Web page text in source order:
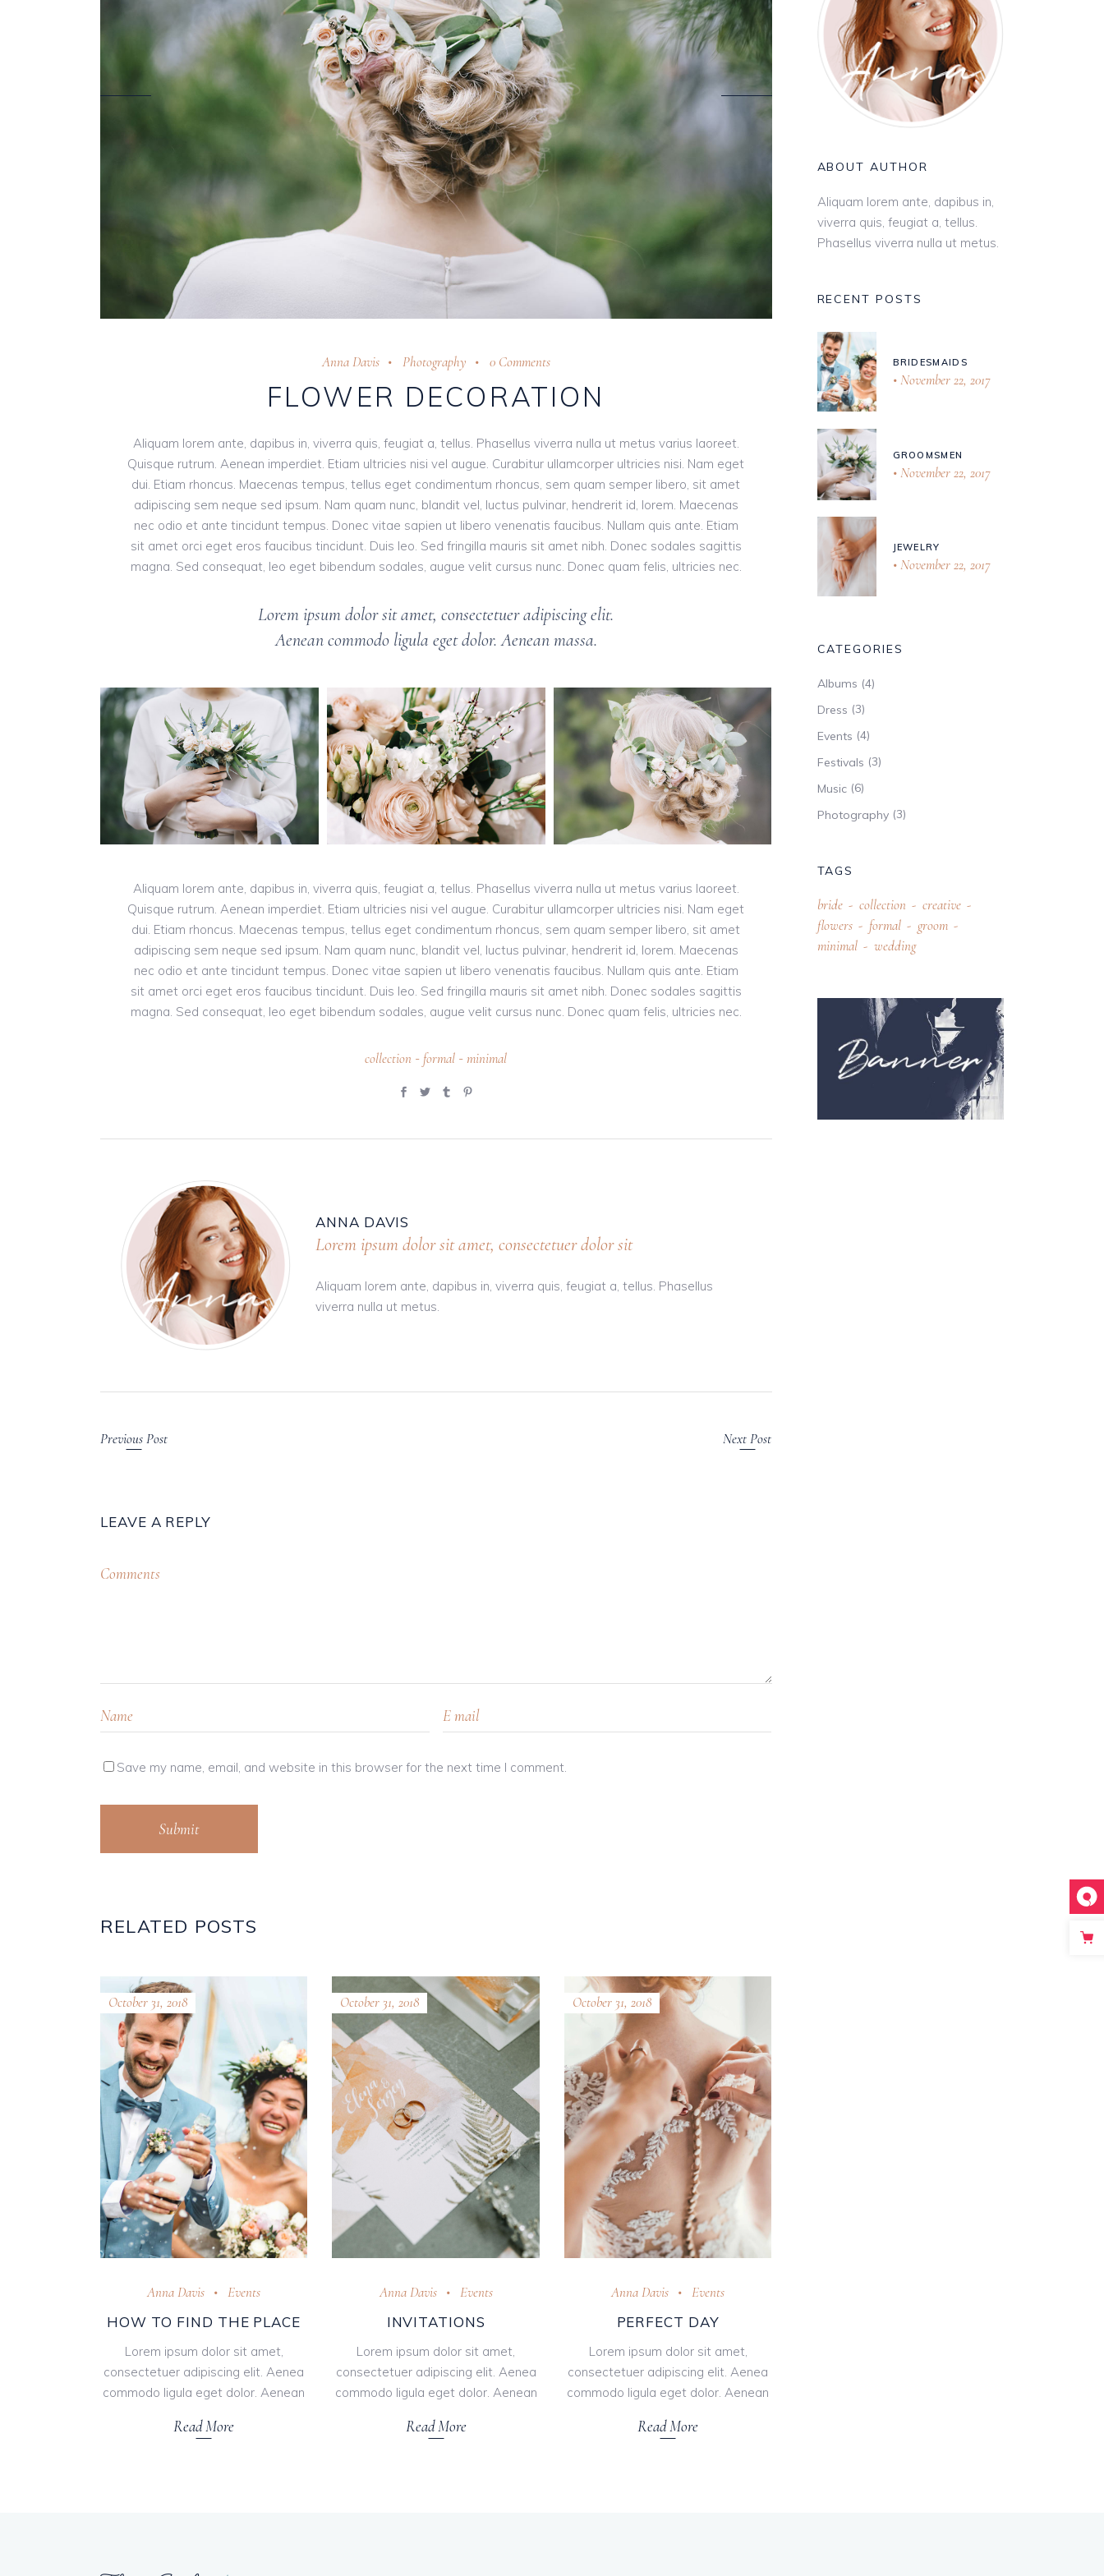
Anna Davis Photography 0 Comments
FLOWER DECORATION
Aliquam lorem ante, dapibus in, viverra quis, feugiat a, tellus. Phasellus viverra nulla ut metus varius laoreet.
Quisque rutrum. Aenean imperdiet. Etiam ultricies nisi vel augue. Curabitur ullamcorper ultricies nisi. Nam eget
dui. Etiam rhoncus. Maecenas tempus, tellus eget condimentum rhoncus, sem quam semper libero, sit amet
adipiscing sem neque sed ipsum. Nam quam nunc, blandit vel, luctus pulvinar, hendrerit id, lorem. Maecenas
nec odio et ante tincidunt tempus. Donec vitae sapien ut libero venenatis faucibus. Nullam quis ante. Etiam
sit amet orci eget eros faucibus tincidunt. Duis leo. Sed fringilla mauris sit amet nibh. Donec sodales sagittis
magna. Sed consequat, leo eget bibendum sodales, augue velit cursus nunc. Donec quam felis, ultricies nec.
Lorem ipsum dolor sit amet, consectetuer adipiscing elit.
Aenean commodo ligula eget dolor. Aenean massa.
Aliquam lorem ante, dapibus in, viverra quis, feugiat a, tellus. Phasellus viverra nulla ut metus varius laoreet.
Quisque rutrum. Aenean imperdiet. Etiam ultricies nisi vel augue. Curabitur ullamcorper ultricies nisi. Nam eget
dui. Etiam rhoncus. Maecenas tempus, tellus eget condimentum rhoncus, sem quam semper libero, sit amet
adipiscing sem neque sed ipsum. Nam quam nunc, blandit vel, luctus pulvinar, hendrerit id, lorem. Maecenas
nec odio et ante tincidunt tempus. Donec vitae sapien ut libero venenatis faucibus. Nullam quis ante. Etiam
sit amet orci eget eros faucibus tincidunt. Duis leo. Sed fringilla mauris sit amet nibh. Donec sodales sagittis
magna. Sed consequat, leo eget bibendum sodales, augue velit cursus nunc. Donec quam felis, ultricies nec.
collection - formal - minimal
ANNA DAVIS
Lorem ipsum dolor sit amet, consectetuer dolor sit
Aliquam lorem ante, dapibus in, viverra quis, feugiat a, tellus. Phasellus
viverra nulla ut metus.
Previous Post Next Post
LEAVE A REPLY
Save my name, email, and website in this browser for the next time I comment.
Submit
RELATED POSTS
October 31, 2018
Anna Davis
Events
HOW TO FIND THE PLACE
Lorem ipsum dolor sit amet,
consectetuer adipiscing elit. Aenea
commodo ligula eget dolor. Aenean
Read More
October 31, 2018
Anna Davis
Events
INVITATIONS
Lorem ipsum dolor sit amet,
consectetuer adipiscing elit. Aenea
commodo ligula eget dolor. Aenean
Read More
October 31, 2018
Anna Davis
Events
PERFECT DAY
Lorem ipsum dolor sit amet,
consectetuer adipiscing elit. Aenea
commodo ligula eget dolor. Aenean
Read More
ABOUT AUTHOR
Aliquam lorem ante, dapibus in,
viverra quis, feugiat a, tellus.
Phasellus viverra nulla ut metus.
RECENT POSTS
BRIDESMAIDS
November 22, 2017
GROOMSMEN
November 22, 2017
JEWELRY
November 22, 2017
CATEGORIES
Albums (4)
Dress (3)
Events (4)
Festivals (3)
Music(6)
Photography(3)
TAGS
bride collection
creative
flowers
formal
groom
minimal
wedding